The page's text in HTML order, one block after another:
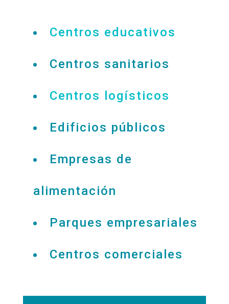
Centros educativos
Centros sanitarios
Centros logísticos
Edificios públicos
Empresas de
alimentación
Parques empresariales
Centros comerciales